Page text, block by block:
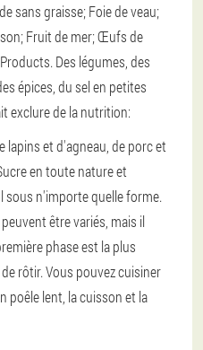
sans graisse;Foie de veau;
Fruit de mer;Œufs de
Des légumes, des
épices, du sel en petites
exclure de la nutrition:
lapins et d'agneau, de porc et
en toute nature et
sous n'importe quelle forme.
être variés, mais il
phase est la plus
rôtir. Vous pouvez cuisiner
poêle lent, la cuisson et la